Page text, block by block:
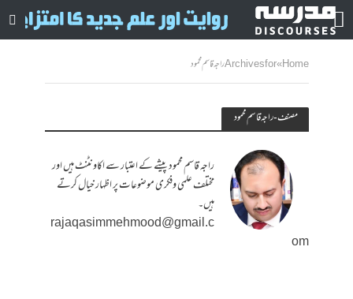
Home
»Archives for راجہ قاسم محمود
مصنف - راجہ قاسم محمود
راجہ قاسم محمود پیشے کے اعتبار سے اکاونٹنٹ ہیں اور
مختلف علمی وفکری موضوعات پر اظہار خیال کرتے
ہیں۔
rajaqasimmehmood@gmail.c
om